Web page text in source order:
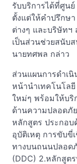
รับบริการได้ที่ศูนย์
ตั้งแต่ให้คำปรึกษ
ต่างๆ และบริษัทฯ
เป็นส่วนช่วยสนับ
นายทศพล กล่าว
ส่วนแผนการดำเ
หน้านำเทคโนโล
ใหม่ๆ พร้อมให้บริ
ด้านความปลอดภั
หลักสูตร ประกอบ
อุบัติเหตุ การขับขี่
ทางบนถนนปลอด
(DDC) 2.หลักสูต